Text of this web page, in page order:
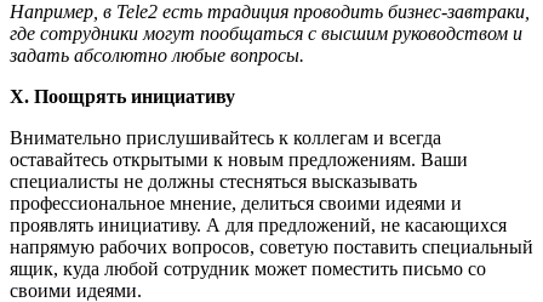
Например, в Tele2 есть традиция проводить бизнес-завтраки,
где сотрудники могут пообщаться с высшим руководством и
задать абсолютно любые вопросы.
X. Поощрять инициативу
Внимательно прислушивайтесь к коллегам и всегда
оставайтесь открытыми к новым предложениям. Ваши
специалисты не должны стесняться высказывать
профессиональное мнение, делиться своими идеями и
проявлять инициативу. А для предложений, не касающихся
напрямую рабочих вопросов, советую поставить специальный
ящик, куда любой сотрудник может поместить письмо со
своими идеями.